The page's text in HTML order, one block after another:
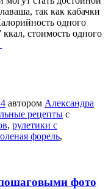
так как кабачки
одного
стоимость одного
автором Александра
рецепты с
, рулетики с
форель,
фото